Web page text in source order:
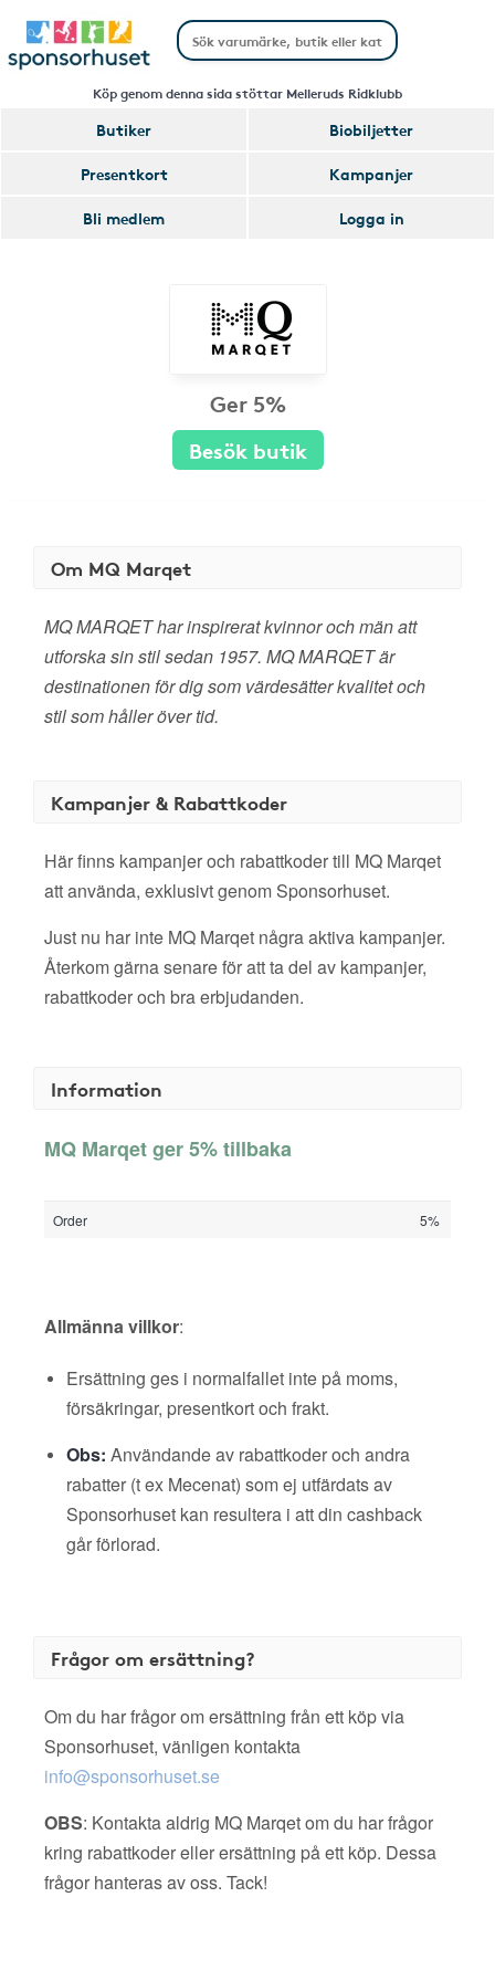
Köp genom denna sida stöttar Melleruds Ridklubb
Butiker
Biobiljetter
Presentkort
Kampanjer
Bli medlem
Logga in
Ger 5%
Besök butik
Om MQ Marqet
MQ MARQET har inspirerat kvinnor och män att
utforska sin stil sedan 1957. MQ MARQET är
destinationen för dig som värdesätter kvalitet och
stil som håller över tid.
Kampanjer & Rabattkoder
Här finns kampanjer och rabattkoder till MQ Marqet
att använda, exklusivt genom Sponsorhuset.
Just nu har inte MQ Marqet några aktiva kampanjer.
Återkom gärna senare för att ta del av kampanjer,
rabattkoder och bra erbjudanden.
Information
MQ Marqet ger 5% tillbaka
Order 5%
Allmänna villkor:
Ersättning ges i normalfallet inte på moms,
försäkringar, presentkort och frakt.
Obs: Användande av rabattkoder och andra
rabatter (t ex Mecenat) som ej utfärdats av
Sponsorhuset kan resultera i att din cashback
går förlorad.
Frågor om ersättning?
Om du har frågor om ersättning från ett köp via
Sponsorhuset, vänligen kontakta
info@sponsorhuset.se
OBS: Kontakta aldrig MQ Marqet om du har frågor
kring rabattkoder eller ersättning på ett köp. Dessa
frågor hanteras av oss. Tack!